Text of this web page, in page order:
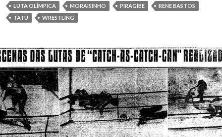
LUTA OLÍMPICA
MORAISINHO PIRAGIBE
RENE BASTOS
TATU
WRESTLING